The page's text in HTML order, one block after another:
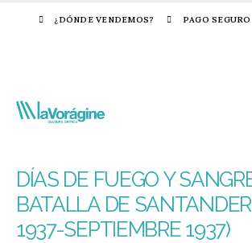
¿DÓNDE VENDEMOS? PAGO SEGURO
DÍAS DE FUEGO Y
BATALLA DE
1937-SEPTIEMBRE 1937)